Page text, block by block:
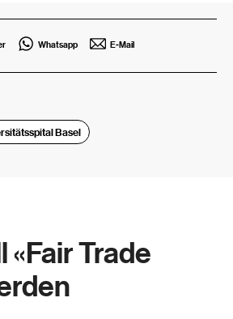
Whatsapp E-Mail
Basel
«Fair Trade